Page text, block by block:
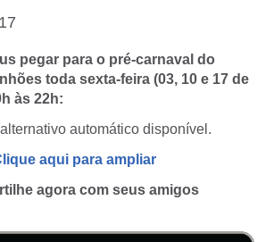
pegar para o pré-carnaval do
toda sexta-feira (03, 10 e 17 de
às 22h:
aqui para ampliar
agora com seus amigos